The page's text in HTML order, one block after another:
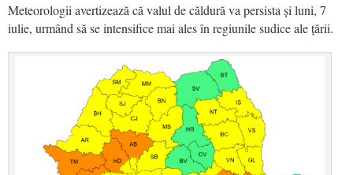
Meteorologii avertizează că valul de căldură va persista și luni, 7
iulie, urmând să se intensifice mai ales în regiunile sudice ale țării.